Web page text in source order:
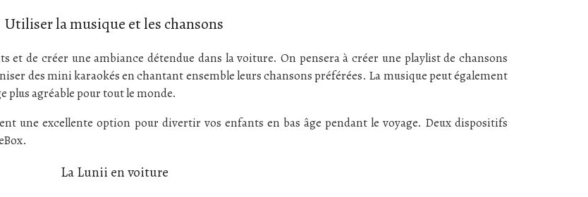
Utiliser la musique et les chansons
et de créer une ambiance détendue dans la voiture. On pensera à créer une playlist de chansons
des mini karaokés en chantant ensemble leurs chansons préférées. La musique peut également
plus agréable pour tout le monde.
une excellente option pour divertir vos enfants en bas âge pendant le voyage. Deux dispositifs
La Lunii en voiture